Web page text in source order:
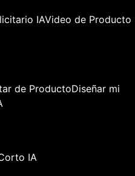
IAVideo de Producto
de ProductoDiseñar mi
IA